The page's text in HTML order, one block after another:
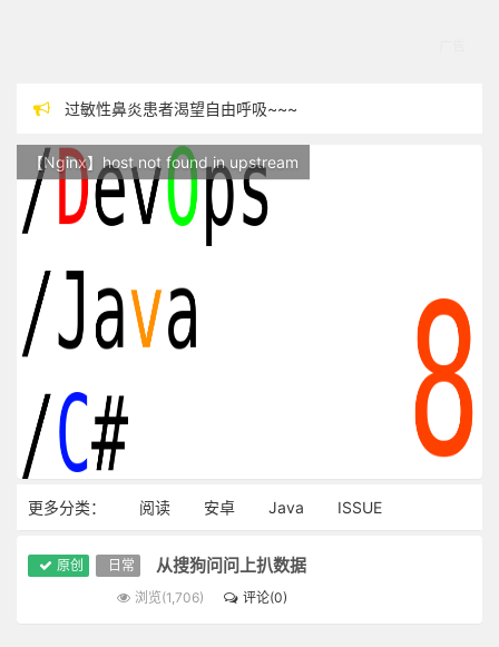
过敏性鼻炎患者渴望自由呼吸~~~
站点随时调整中，如果不能访问，请稍等片刻
反对日本核废水排海
【Nginx】host not found in upstream
更多分类： 阅读 安卓 Java ISSUE
原创 日常 从搜狗问问上扒数据
浏览(1,706) 评论(0)